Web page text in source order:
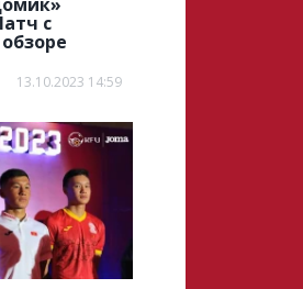
с
13.10.2023 14:59